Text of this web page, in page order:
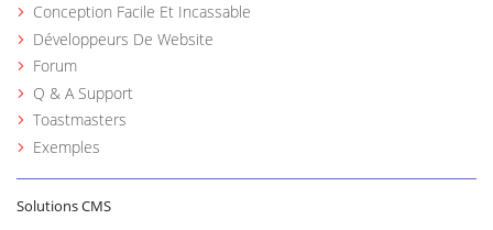
Conception Facile Et Incassable
Développeurs De Website
Forum
Q & A Support
Toastmasters
Exemples
Solutions CMS